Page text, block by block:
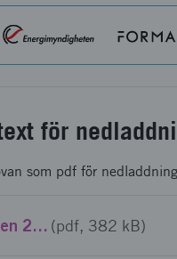
för
som pdf för
PiiA – Hösten 2022 Framtidens processindustri – Datadriven och hållbar - utlysningstext (pdf, 382 kB)